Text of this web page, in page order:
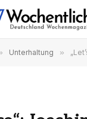
Unterhaltung » „Let’s